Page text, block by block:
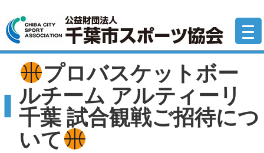
テ
ン
移
公
プロバスケットボー
ルチーム アルティーリ
千葉 試合観戦ご招待につ
いて